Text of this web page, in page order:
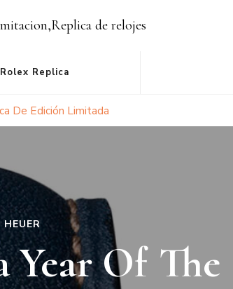
de relojes
Rolex Replica
De Edición Limitada
Of The